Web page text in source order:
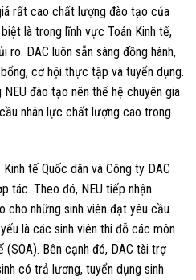
rất cao chất lượng đào tạo của
là trong lĩnh vực Toán Kinh tế,
ro. DAC luôn sẵn sàng đồng hành,
cơ hội thực tập và tuyển dụng.
đào tạo nên thế hệ chuyên gia
nhân lực chất lượng cao trong
tế Quốc dân và Công ty DAC
tác. Theo đó, NEU tiếp nhận
cho những sinh viên đạt yêu cầu
là các sinh viên thi đỗ các môn
Bên cạnh đó, DAC tài trợ
có trả lương, tuyển dụng sinh